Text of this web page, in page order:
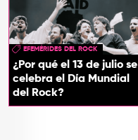
EFEMÉRIDES DEL ROCK
¿Por qué el 13 de julio se
celebra el Día Mundial
del Rock?